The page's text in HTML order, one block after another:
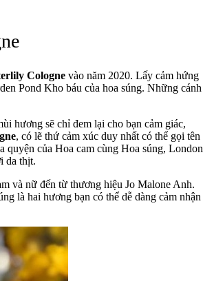
Colognevào năm 2020. Lấy cảm hứng
Pond Kho báu của hoa súng. Những cánh
hương sẽ chỉ đem lại cho bạn cảm giác,
, có lẽ thứ cảm xúc duy nhất có thể gọi tên
của Hoa cam cùng Hoa súng, London
da thịt.
và nữ đến từ thương hiệu Jo Malone Anh.
là hai hương bạn có thể dễ dàng cảm nhận